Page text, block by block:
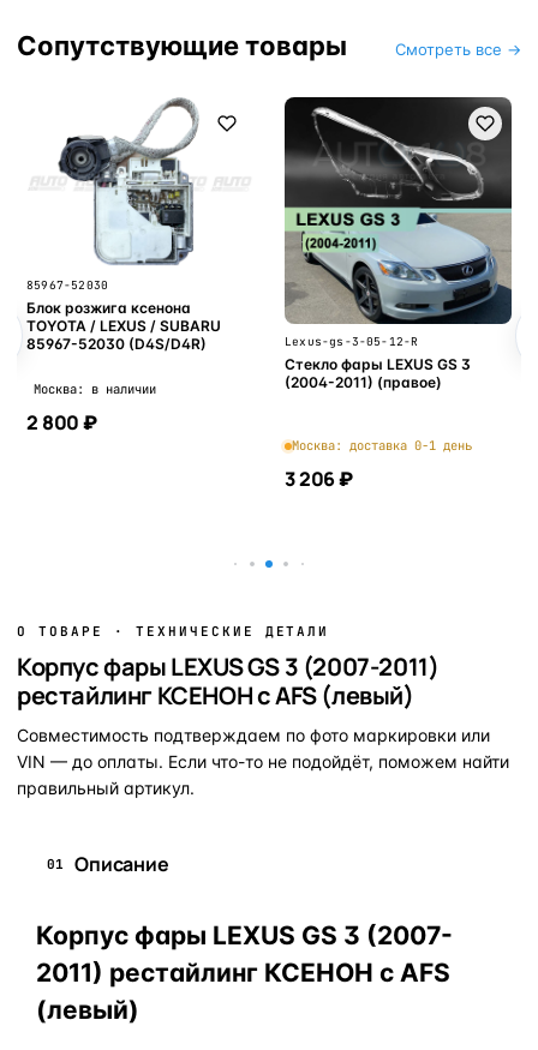
Сопутствующие товары Смотреть все →
85967-52030
Блок розжига ксенона
TOYOTA / LEXUS / SUBARU
85967-52030 (D4S/D4R)
Москва: в наличии
2 800 ₽
Lexus-gs-3-05-12-R
Стекло фары LEXUS GS 3
(2004-2011) (правое)
Москва: доставка 0-1 день
3 206 ₽
О ТОВАРЕ · ТЕХНИЧЕСКИЕ ДЕТАЛИ
Корпус фары LEXUS GS 3 (2007-2011)
рестайлинг КСЕНОН с AFS (левый)
Совместимость подтверждаем по фото маркировки или
VIN — до оплаты. Если что-то не подойдёт, поможем найти
правильный артикул.
01 Описание
Корпус фары LEXUS GS 3 (2007-
2011) рестайлинг КСЕНОН с AFS
(левый)